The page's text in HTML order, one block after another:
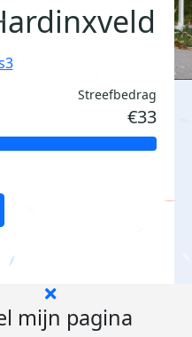
Streefbedrag
€33
mijn pagina